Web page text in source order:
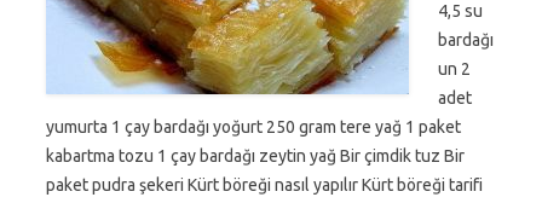
4,5 su
bardağı
un 2
adet
yumurta 1 çay bardağı yoğurt 250 gram tere yağ 1 paket
kabartma tozu 1 çay bardağı zeytin yağ Bir çimdik tuz Bir
paket pudra şekeri Kürt böreği nasıl yapılır Kürt böreği tarifi